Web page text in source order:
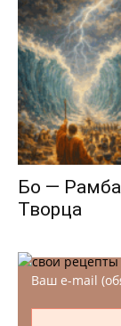
Бо —
Творца
Ваш e-mail